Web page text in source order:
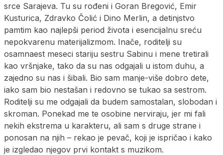
srce Sarajeva. Tu su rođeni i Goran Bregović, Emir
Kusturica, Zdravko Čolić i Dino Merlin, a detinjstvo
pamtim kao najlepši period života i esencijalnu sreću
nepokvarenu materijalizmom. Inače, roditelji su
osamnaest meseci stariju sestru Sabinu i mene tretirali
kao vršnjake, tako da su nas odgajali u istom duhu, a
zajedno su nas i šibali. Bio sam manje-više dobro dete,
iako sam bio nestašan i redovno se tukao sa sestrom.
Roditelji su me odgajali da budem samostalan, slobodan i
skroman. Ponekad me te osobine nerviraju, jer mi fali
nekih ekstrema u karakteru, ali sam s druge strane i
ponosan na njih – rekao je pevač, koji je ispričao i kako
je izgledao njegov prvi kontakt s muzikom.